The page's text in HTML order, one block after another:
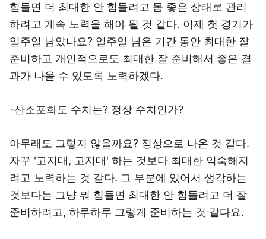
힘들면 더 최대한 안 힘들려고 몸 좋은 상태로 관리
하려고 계속 노력을 해야 될 것 같다. 이제 첫 경기가
일주일 남았나요? 일주일 남은 기간 동안 최대한 잘
준비하고 개인적으로도 최대한 잘 준비해서 좋은 결
과가 나올 수 있도록 노력하겠다.
-산소포화도 수치는? 정상 수치인가?
아무래도 그렇지 않을까요? 정상으로 나온 것 같다.
자꾸 '고지대, 고지대' 하는 것보다 최대한 익숙해지
려고 노력하는 것 같다. 그 부분에 있어서 생각하는
것보다는 그냥 뭐 힘들면 최대한 안 힘들려고 더 잘
준비하려고, 하루하루 그렇게 준비하는 것 같다요.